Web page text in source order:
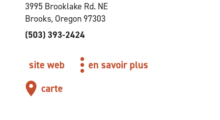
3995 Brooklake Rd. NE
Brooks, Oregon 97303
(503) 393-2424
site web
en savoir plus
carte